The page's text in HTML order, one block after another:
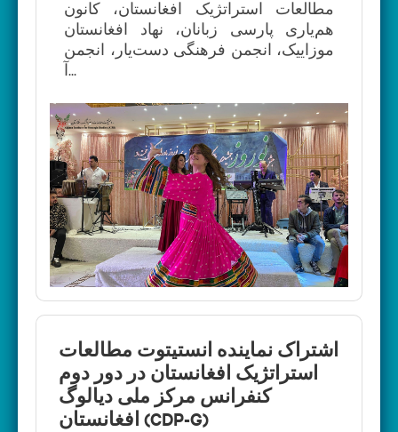
مطالعات استراتژیک افغانستان، کانون
هم‌یاری پارسی زبانان، نهاد افغانستان
موزاییک، انجمن فرهنگی دست‌یار، انجمن
آ...
اشتراک نماینده انستیتوت مطالعات
استراتژیک افغانستان در دور دوم
کنفرانس مرکز ملی دیالوگ
افغانستان (CDP-G)